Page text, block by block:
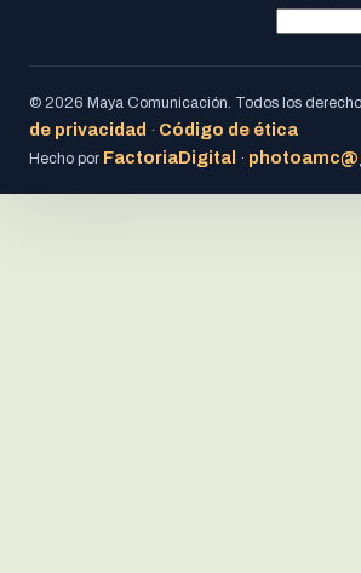
© 2026 Maya Comunicación. Todos los
de privacidad · Código de ética
Hecho por FactoriaDigital ·